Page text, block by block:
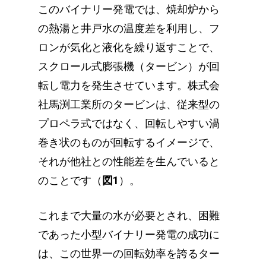
このバイナリー発電では、焼却炉から
の熱湯と井戸水の温度差を利用し、フ
ロンが気化と液化を繰り返すことで、
スクロール式膨張機（タービン）が回
転し電力を発生させています。株式会
社馬渕工業所のタービンは、従来型の
プロペラ式ではなく、回転しやすい渦
巻き状のものが回転するイメージで、
それが他社との性能差を生んでいると
のことです（図1 ）。
これまで大量の水が必要とされ、困難
であった小型バイナリー発電の成功に
は、この世界一の回転効率を誇るター